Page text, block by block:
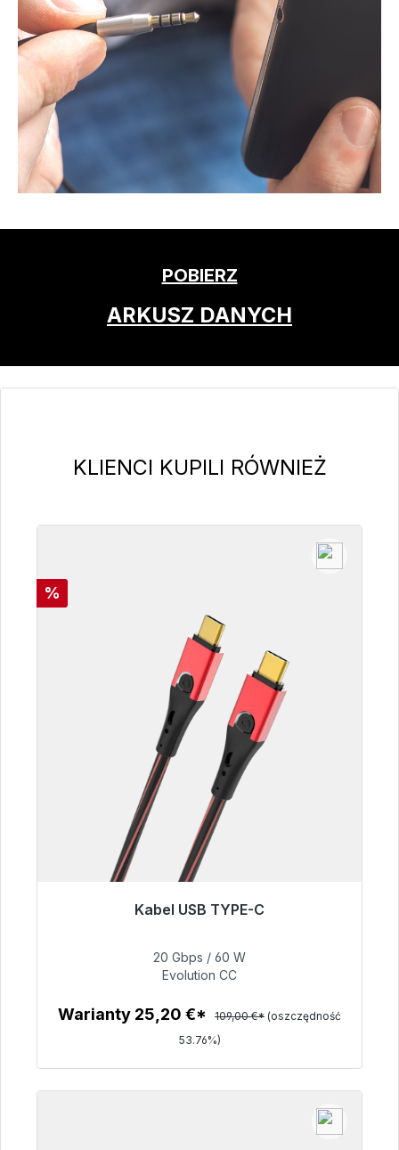
POBIERZ
ARKUSZ DANYCH
Pomiń galerię produktów
KLIENCI KUPILI RÓWNIEŻ
Rabat
%
Kabel USB TYPE-C
dostawy 48h*
Szczegóły
20 Gbps / 60 W
Evolution CC
Warianty 25,20 €* 109,00 €* (oszczędność
53.76%)